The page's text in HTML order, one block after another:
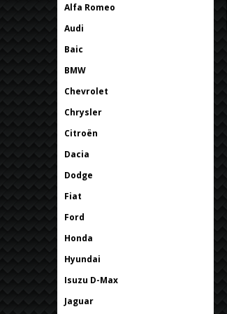
Alfa Romeo
Audi
Baic
BMW
Chevrolet
Chrysler
Citroën
Dacia
Dodge
Fiat
Ford
Honda
Hyundai
Isuzu D-Max
Jaguar